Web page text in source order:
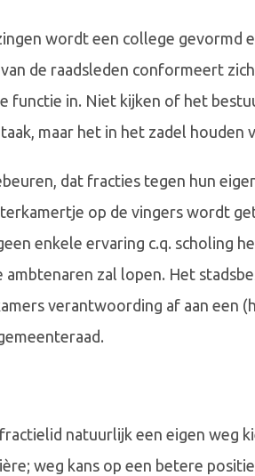
wordt een college gevormd
de raadsleden conformeert
functie in. Niet kijken of het
maar het in het zadel houden
dat fracties tegen hun
op de vingers wordt
enkele ervaring c.q. scholing
ambtenaren zal lopen. Het
verantwoording af aan een
natuurlijk een eigen weg
weg kans op een betere